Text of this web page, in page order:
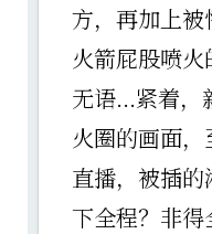
方，再加上
火箭屁股喷
无语...紧着，
火圈的画面
直播，被插
下全程？非